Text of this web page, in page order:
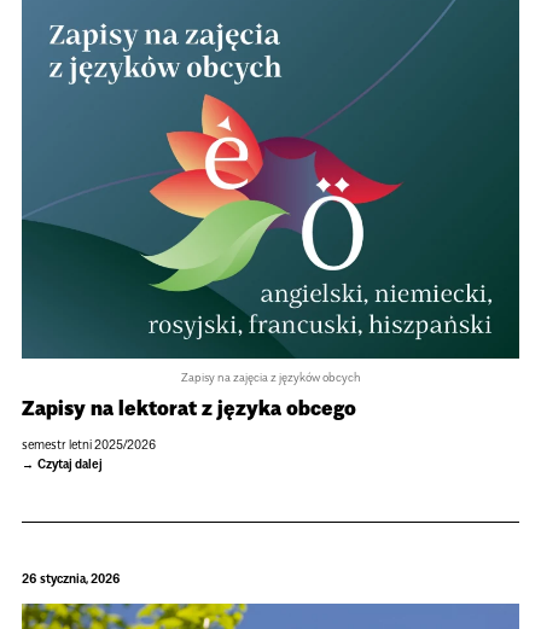
Zapisy na zajęcia z języków obcych
Zapisy na lek­to­rat z języka obcego
semestr letni 2025/2026
Czytaj dalej
26 stycznia, 2026